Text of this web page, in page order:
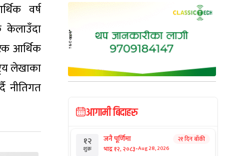
वर्ष
केलाउँदा
आर्थिक
लेखाका
नीतिगत
आगामी बिदाहरु
१२
शुक्र
जनै पूर्णिमा
भाद्र १२, २०८३-Aug 28, 2026
२१ दिन बाँकी